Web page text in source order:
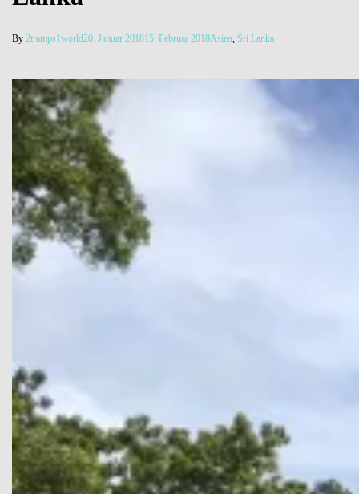
By 2tramps1world20. Januar 201815. Februar 2018Asien, Sri Lanka